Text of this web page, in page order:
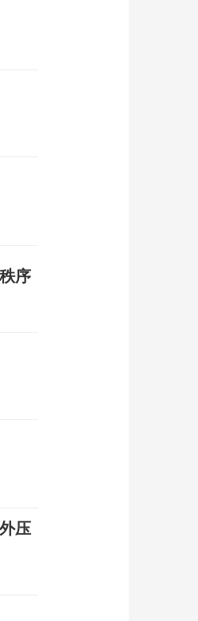
序
压